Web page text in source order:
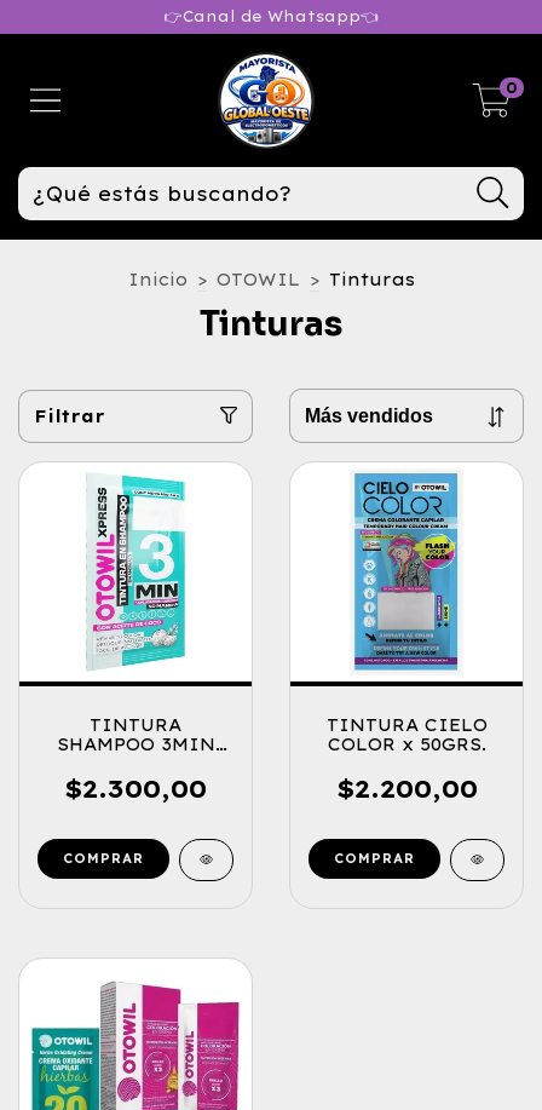
👉Canal de Whatsapp👈
0
Inicio > OTOWIL > Tinturas
Tinturas
Filtrar
TINTURA
SHAMPOO 3MIN
$2.300,00
COMPRAR
TINTURA CIELO
COLOR x 50GRS.
$2.200,00
COMPRAR